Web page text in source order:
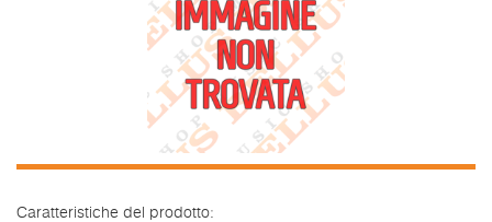
Caratteristiche del prodotto: